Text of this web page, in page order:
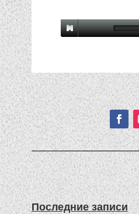
Последние записи